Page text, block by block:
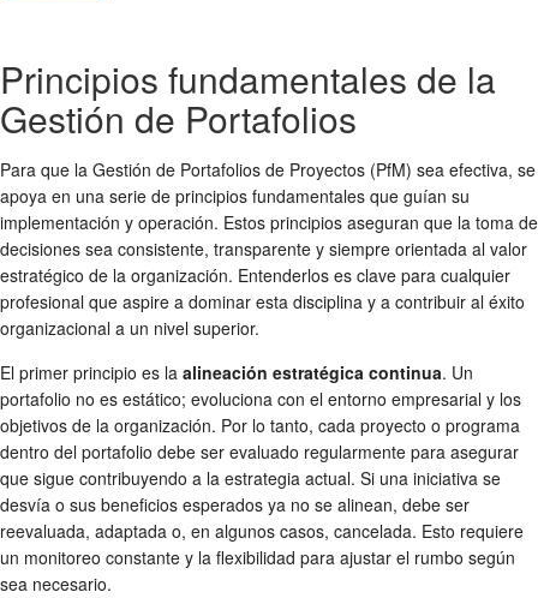
Principios fundamentales de la
Gestión de Portafolios
Para que la Gestión de Portafolios de Proyectos (PfM) sea efectiva, se
apoya en una serie de principios fundamentales que guían su
implementación y operación. Estos principios aseguran que la toma de
decisiones sea consistente, transparente y siempre orientada al valor
estratégico de la organización. Entenderlos es clave para cualquier
profesional que aspire a dominar esta disciplina y a contribuir al éxito
organizacional a un nivel superior.
El primer principio es la alineación estratégica continua. Un
portafolio no es estático; evoluciona con el entorno empresarial y los
objetivos de la organización. Por lo tanto, cada proyecto o programa
dentro del portafolio debe ser evaluado regularmente para asegurar
que sigue contribuyendo a la estrategia actual. Si una iniciativa se
desvía o sus beneficios esperados ya no se alinean, debe ser
reevaluada, adaptada o, en algunos casos, cancelada. Esto requiere
un monitoreo constante y la flexibilidad para ajustar el rumbo según
sea necesario.